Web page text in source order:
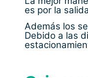
es por la
Además los
Debido a las